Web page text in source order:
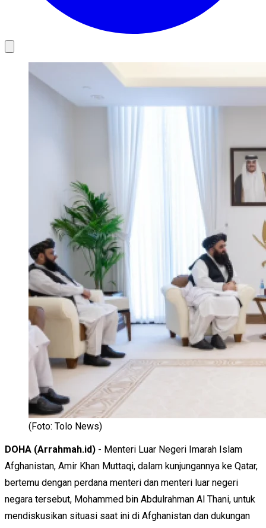
(Foto: Tolo News)
DOHA (Arrahmah.id) - Menteri Luar Negeri Imarah Islam
Afghanistan, Amir Khan Muttaqi, dalam kunjungannya ke Qatar,
bertemu dengan perdana menteri dan menteri luar negeri
negara tersebut, Mohammed bin Abdulrahman Al Thani, untuk
mendiskusikan situasi saat ini di Afghanistan dan dukungan